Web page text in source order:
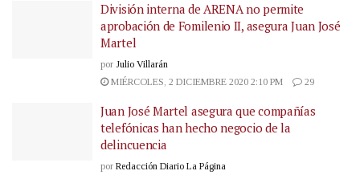
División interna de ARENA no permite
aprobación de Fomilenio II, asegura Juan José
Martel
por Julio Villarán
MIÉRCOLES, 2 DICIEMBRE 2020 2:10 PM
29
Juan José Martel asegura que compañías
telefónicas han hecho negocio de la
delincuencia
por Redacción Diario La Página